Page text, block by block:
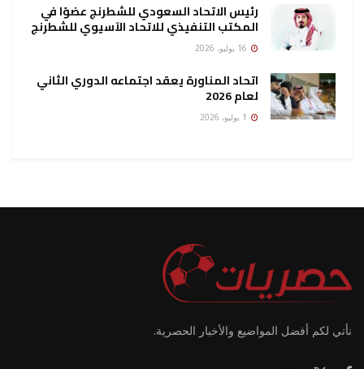
رئيس الاتحاد السعودي للشطرنج عضوًا في
المكتب التنفيذي للاتحاد الآسيوي للشطرنج
اتحاد المناورة يعقد اجتماعه الدوري الثاني
لعام 2026
نأتي لكم أفضل المواضيع والأخبار الحصرية.